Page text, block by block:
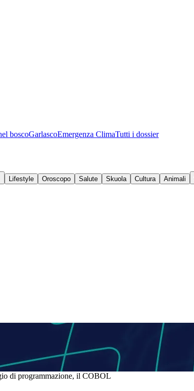
boscoGarlascoEmergenza ClimaTutti i dossier
Lifestyle Oroscopo Salute Skuola Cultura Animali
di programmazione, il COBOL